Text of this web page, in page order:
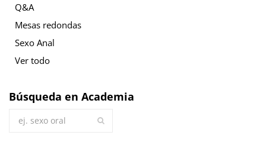
Q&A
Mesas redondas
Sexo Anal
Ver todo
Búsqueda en Academia